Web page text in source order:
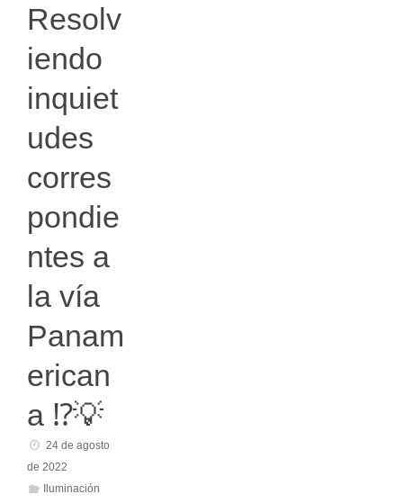
Resolv
iendo
inquiet
udes
corres
pondie
ntes a
la vía
Panam
erican
a ⁉️💡
24 de agosto
de 2022
Iluminación